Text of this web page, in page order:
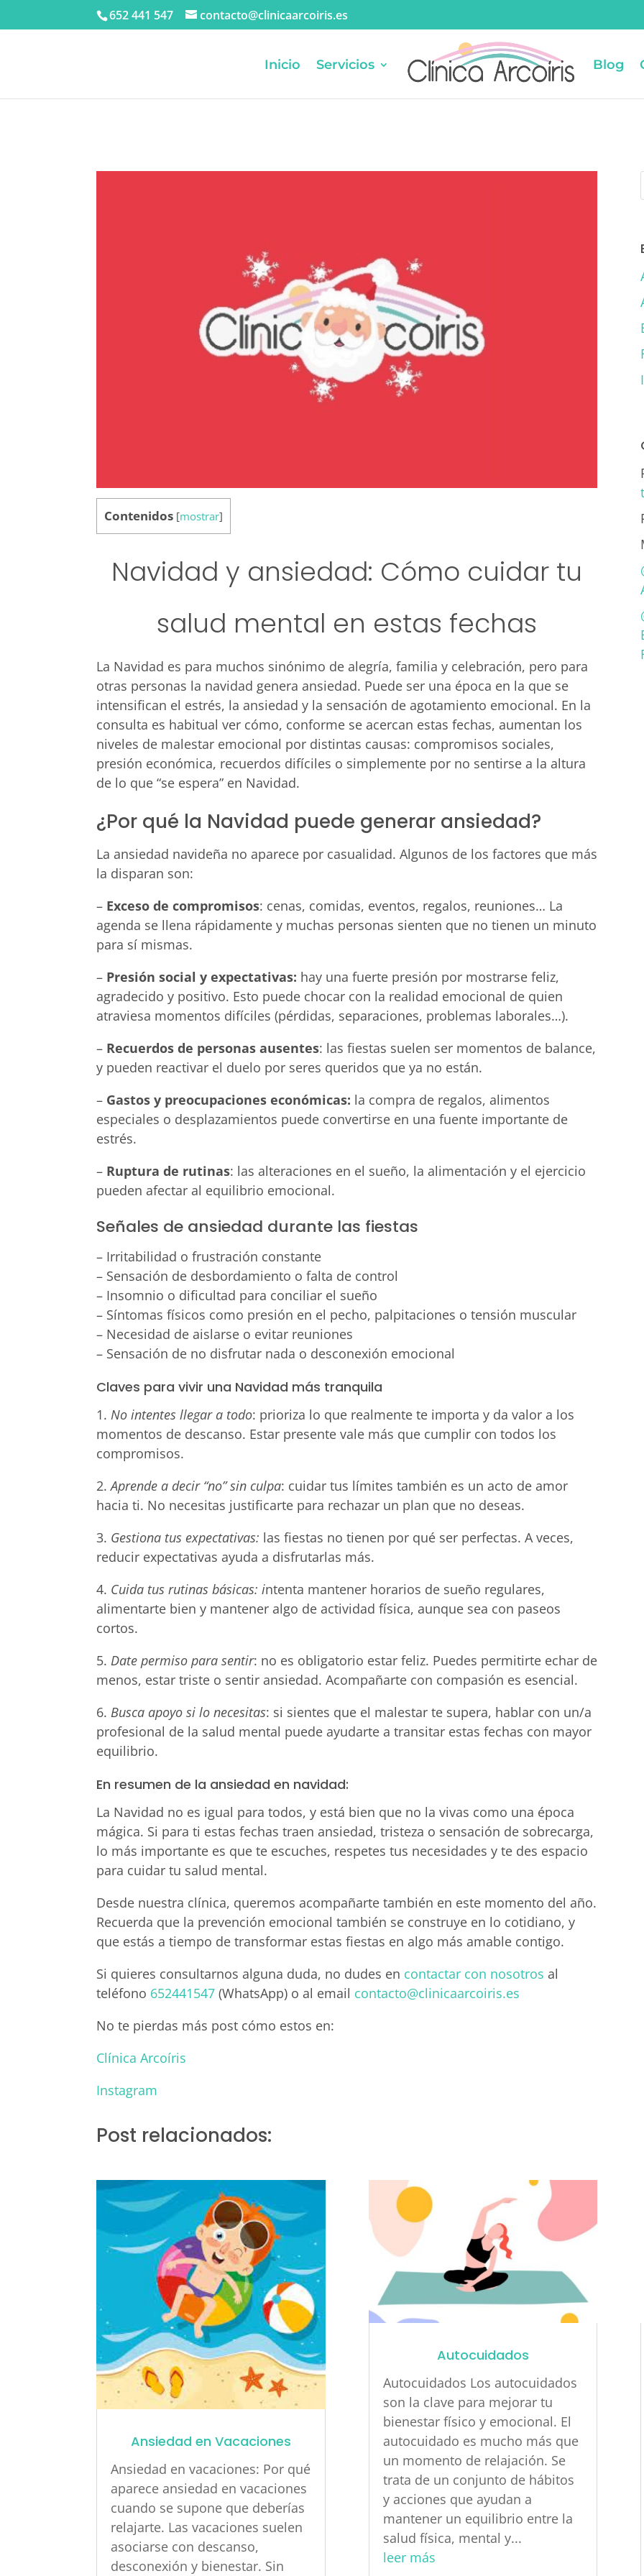
652 441 547 contacto@clinicaarcoiris.es
Inicio Servicios Blog
Contenidos [mostrar]
Navidad y ansiedad: Cómo cuidar tu
salud mental en estas fechas
La Navidad es para muchos sinónimo de alegría, familia y celebración, pero para
otras personas la navidad genera ansiedad. Puede ser una época en la que se
intensifican el estrés, la ansiedad y la sensación de agotamiento emocional. En la
consulta es habitual ver cómo, conforme se acercan estas fechas, aumentan los
niveles de malestar emocional por distintas causas: compromisos sociales,
presión económica, recuerdos difíciles o simplemente por no sentirse a la altura
de lo que “se espera” en Navidad.
¿Por qué la Navidad puede generar ansiedad?
La ansiedad navideña no aparece por casualidad. Algunos de los factores que más
la disparan son:
– Exceso de compromisos: cenas, comidas, eventos, regalos, reuniones… La
agenda se llena rápidamente y muchas personas sienten que no tienen un minuto
para sí mismas.
– Presión social y expectativas: hay una fuerte presión por mostrarse feliz,
agradecido y positivo. Esto puede chocar con la realidad emocional de quien
atraviesa momentos difíciles (pérdidas, separaciones, problemas laborales…).
– Recuerdos de personas ausentes: las fiestas suelen ser momentos de balance,
y pueden reactivar el duelo por seres queridos que ya no están.
– Gastos y preocupaciones económicas: la compra de regalos, alimentos
especiales o desplazamientos puede convertirse en una fuente importante de
estrés.
– Ruptura de rutinas: las alteraciones en el sueño, la alimentación y el ejercicio
pueden afectar al equilibrio emocional.
Señales de ansiedad durante las fiestas
– Irritabilidad o frustración constante
– Sensación de desbordamiento o falta de control
– Insomnio o dificultad para conciliar el sueño
– Síntomas físicos como presión en el pecho, palpitaciones o tensión muscular
– Necesidad de aislarse o evitar reuniones
– Sensación de no disfrutar nada o desconexión emocional
Claves para vivir una Navidad más tranquila
1. No intentes llegar a todo: prioriza lo que realmente te importa y da valor a los
momentos de descanso. Estar presente vale más que cumplir con todos los
compromisos.
2.Aprende a decir “no” sin culpa: cuidar tus límites también es un acto de amor
hacia ti. No necesitas justificarte para rechazar un plan que no deseas.
3. Gestiona tus expectativas: las fiestas no tienen por qué ser perfectas. A veces,
reducir expectativas ayuda a disfrutarlas más.
4. Cuida tus rutinas básicas: intenta mantener horarios de sueño regulares,
alimentarte bien y mantener algo de actividad física, aunque sea con paseos
cortos.
5.Date permiso para sentir: no es obligatorio estar feliz. Puedes permitirte echar de
menos, estar triste o sentir ansiedad. Acompañarte con compasión es esencial.
6.Busca apoyo si lo necesitas: si sientes que el malestar te supera, hablar con un/a
profesional de la salud mental puede ayudarte a transitar estas fechas con mayor
equilibrio.
En resumen de la ansiedad en navidad:
La Navidad no es igual para todos, y está bien que no la vivas como una época
mágica. Si para ti estas fechas traen ansiedad, tristeza o sensación de sobrecarga,
lo más importante es que te escuches, respetes tus necesidades y te des espacio
para cuidar tu salud mental.
Desde nuestra clínica, queremos acompañarte también en este momento del año.
Recuerda que la prevención emocional también se construye en lo cotidiano, y
que estás a tiempo de transformar estas fiestas en algo más amable contigo.
Si quieres consultarnos alguna duda, no dudes en contactar con nosotros al
teléfono 652441547 (WhatsApp) o al email contacto@clinicaarcoiris.es
No te pierdas más post cómo estos en:
Clínica Arcoíris
Instagram
Post relacionados:
Ansiedad en Vacaciones
Ansiedad en vacaciones: Por qué
aparece ansiedad en vacaciones
cuando se supone que deberías
relajarte. Las vacaciones suelen
asociarse con descanso,
desconexión y bienestar. Sin
Autocuidados
Autocuidados Los autocuidados
son la clave para mejorar tu
bienestar físico y emocional. El
autocuidado es mucho más que
un momento de relajación. Se
trata de un conjunto de hábitos
y acciones que ayudan a
mantener un equilibrio entre la
salud física, mental y...
leer más